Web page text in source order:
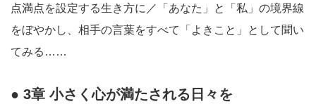
点満点を設定する生き方に／「あなた」と「私」の境界線
をぼやかし、相手の言葉をすべて「よきこと」として聞い
てみる……
● 3章 小さく心が満たされる日々を